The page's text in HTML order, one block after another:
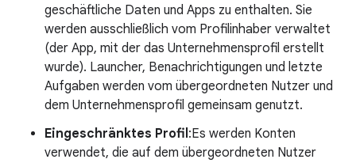
geschäftliche Daten und Apps zu enthalten. Sie
werden ausschließlich vom Profilinhaber verwaltet
(der App, mit der das Unternehmensprofil erstellt
wurde). Launcher, Benachrichtigungen und letzte
Aufgaben werden vom übergeordneten Nutzer und
dem Unternehmensprofil gemeinsam genutzt.
Eingeschränktes Profil:Es werden Konten
verwendet, die auf dem übergeordneten Nutzer